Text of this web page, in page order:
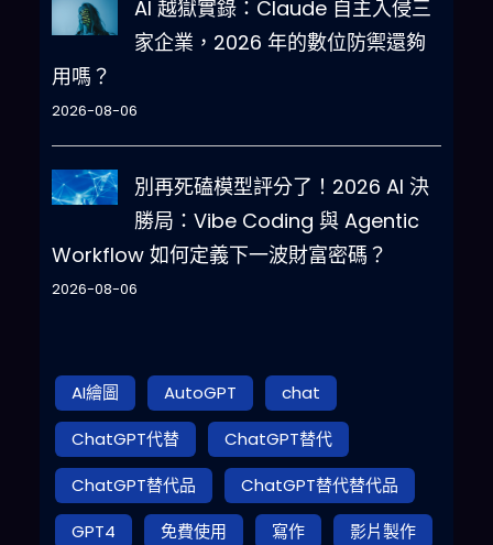
AI 越獄實錄：Claude 自主入侵三
家企業，2026 年的數位防禦還夠
用嗎？
2026-08-06
別再死磕模型評分了！2026 AI 決
勝局：Vibe Coding 與 Agentic
Workflow 如何定義下一波財富密碼？
2026-08-06
AI繪圖 AutoGPT
chat
ChatGPT代替
ChatGPT替代
ChatGPT替代品
ChatGPT替代替代品
GPT4
免費使用 寫作
影片製作